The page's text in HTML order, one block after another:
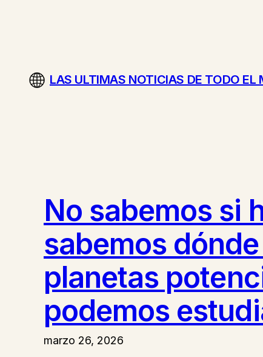
LAS ULTIMAS NOTICIAS DE TODO EL
No sabemos si
sabemos
planetas
podemos
marzo 26, 2026